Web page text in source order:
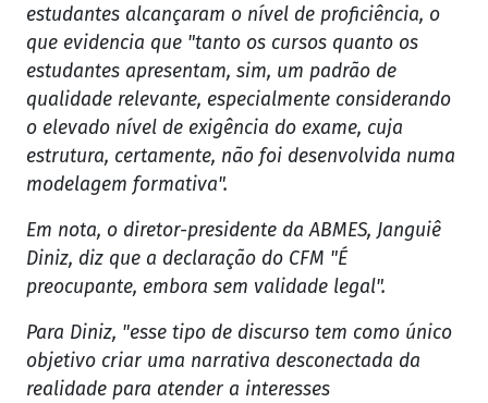
estudantes alcançaram o nível de proficiência, o
que evidencia que "tanto os cursos quanto os
estudantes apresentam, sim, um padrão de
qualidade relevante, especialmente considerando
o elevado nível de exigência do exame, cuja
estrutura, certamente, não foi desenvolvida numa
modelagem formativa".
Em nota, o diretor-presidente da ABMES, Janguiê
Diniz, diz que a declaração do CFM "É
preocupante, embora sem validade legal".
Para Diniz, "esse tipo de discurso tem como único
objetivo criar uma narrativa desconectada da
realidade para atender a interesses